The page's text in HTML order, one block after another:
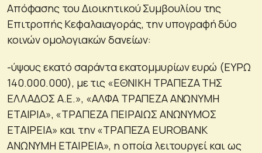
Απόφασης του Διοικητικού Συμβουλίου της
Επιτροπής Κεφαλαιαγοράς, την υπογραφή δύο
κοινών ομολογιακών δανείων:
-ύψους εκατό σαράντα εκατομμυρίων ευρώ (ΕΥΡΩ
140.000.000), με τις «ΕΘΝΙΚΗ ΤΡΑΠΕΖΑ ΤΗΣ
ΕΛΛΑΔΟΣ Α.Ε.», «ΑΛΦΑ ΤΡΑΠΕΖΑ ΑΝΩΝΥΜΗ
ΕΤΑΙΡΙΑ», «ΤΡΑΠΕΖΑ ΠΕΙΡΑΙΩΣ ΑΝΩΝΥΜΟΣ
ΕΤΑΙΡΕΙΑ» και την «ΤΡΑΠΕΖΑ EUROBANK
ΑΝΩΝΥΜΗ ΕΤΑΙΡΕΙΑ», η οποία λειτουργεί και ως